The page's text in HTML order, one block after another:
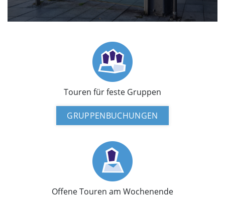
Touren für feste Gruppen
GRUPPENBUCHUNGEN
Offene Touren am Wochenende